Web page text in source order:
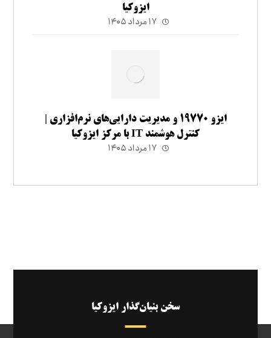
ایزوکیا
۱۷ مرداد ۱۴۰۵
ایزو ۱۹۷۷۰ و مدیریت دارایی‌های نرم‌افزاری |
کنترل هوشمند IT با مرکز ایزوکیا
۱۷ مرداد ۱۴۰۵
سخن بنیان‌گذار ایزوکیا